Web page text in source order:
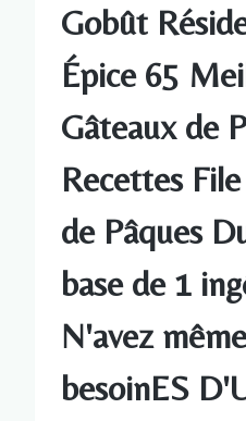
Gobût
Épice 65
Gâteaux de
Recettes
de Pâques
base de 1
N'avez
besoinES